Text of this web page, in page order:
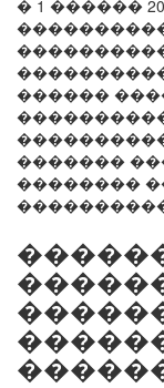
� 1 ������
������
�������
��������